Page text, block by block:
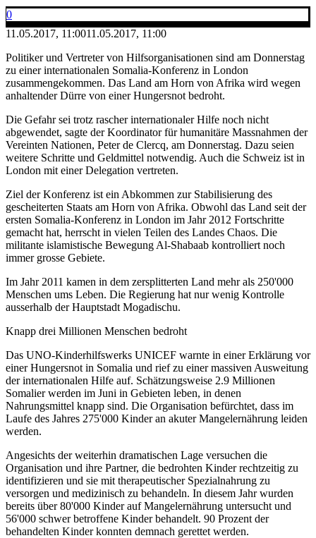
0
11.05.2017, 11:0011.05.2017, 11:00
Politiker und Vertreter von Hilfsorganisationen sind am Donnerstag
zu einer internationalen Somalia-Konferenz in London
zusammengekommen. Das Land am Horn von Afrika wird wegen
anhaltender Dürre von einer Hungersnot bedroht.
Die Gefahr sei trotz rascher internationaler Hilfe noch nicht
abgewendet, sagte der Koordinator für humanitäre Massnahmen der
Vereinten Nationen, Peter de Clercq, am Donnerstag. Dazu seien
weitere Schritte und Geldmittel notwendig. Auch die Schweiz ist in
London mit einer Delegation vertreten.
Ziel der Konferenz ist ein Abkommen zur Stabilisierung des
gescheiterten Staats am Horn von Afrika. Obwohl das Land seit der
ersten Somalia-Konferenz in London im Jahr 2012 Fortschritte
gemacht hat, herrscht in vielen Teilen des Landes Chaos. Die
militante islamistische Bewegung Al-Shabaab kontrolliert noch
immer grosse Gebiete.
Im Jahr 2011 kamen in dem zersplitterten Land mehr als 250'000
Menschen ums Leben. Die Regierung hat nur wenig Kontrolle
ausserhalb der Hauptstadt Mogadischu.
Knapp drei Millionen Menschen bedroht
Das UNO-Kinderhilfswerks UNICEF warnte in einer Erklärung vor
einer Hungersnot in Somalia und rief zu einer massiven Ausweitung
der internationalen Hilfe auf. Schätzungsweise 2.9 Millionen
Somalier werden im Juni in Gebieten leben, in denen
Nahrungsmittel knapp sind. Die Organisation befürchtet, dass im
Laufe des Jahres 275'000 Kinder an akuter Mangelernährung leiden
werden.
Angesichts der weiterhin dramatischen Lage versuchen die
Organisation und ihre Partner, die bedrohten Kinder rechtzeitig zu
identifizieren und sie mit therapeutischer Spezialnahrung zu
versorgen und medizinisch zu behandeln. In diesem Jahr wurden
bereits über 80'000 Kinder auf Mangelernährung untersucht und
56'000 schwer betroffene Kinder behandelt. 90 Prozent der
behandelten Kinder konnten demnach gerettet werden.